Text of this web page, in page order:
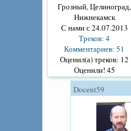
Грозный, Целиноград,
Нижнекамск
С нами с 24.07.2013
Треков: 4
Комментариев: 51
Оценил(а) треков: 12
Оценили! 45
Docent59